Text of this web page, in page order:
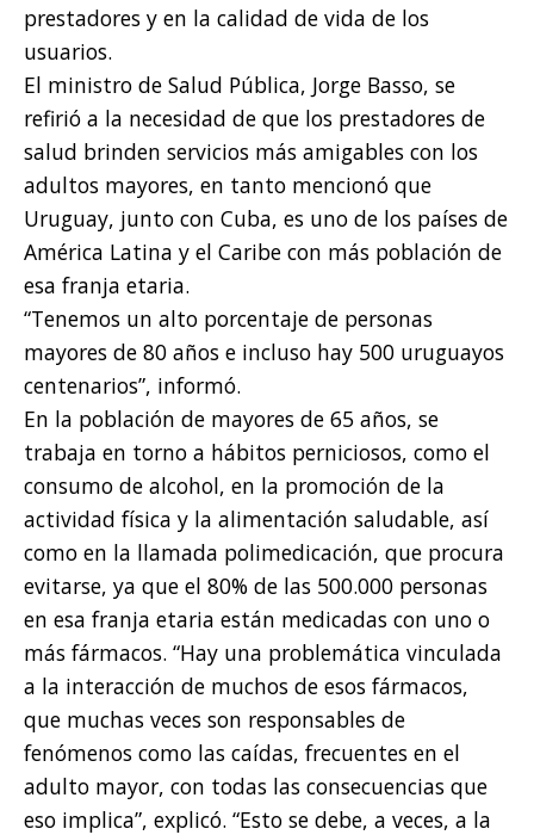
prestadores y en la calidad de vida de los
usuarios.
El ministro de Salud Pública, Jorge Basso, se
refirió a la necesidad de que los prestadores de
salud brinden servicios más amigables con los
adultos mayores, en tanto mencionó que
Uruguay, junto con Cuba, es uno de los países de
América Latina y el Caribe con más población de
esa franja etaria.
“Tenemos un alto porcentaje de personas
mayores de 80 años e incluso hay 500 uruguayos
centenarios”, informó.
En la población de mayores de 65 años, se
trabaja en torno a hábitos perniciosos, como el
consumo de alcohol, en la promoción de la
actividad física y la alimentación saludable, así
como en la llamada polimedicación, que procura
evitarse, ya que el 80% de las 500.000 personas
en esa franja etaria están medicadas con uno o
más fármacos. “Hay una problemática vinculada
a la interacción de muchos de esos fármacos,
que muchas veces son responsables de
fenómenos como las caídas, frecuentes en el
adulto mayor, con todas las consecuencias que
eso implica”, explicó. “Esto se debe, a veces, a la